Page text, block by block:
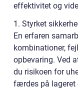
effektivitet og
1. Styrket
En erfaren
kombinationer,
opbevaring. Ved
du risikoen for
færdes på lageret